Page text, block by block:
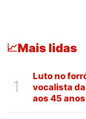
📈Mais lidas
1
Luto no
vocalista
aos 45 anos